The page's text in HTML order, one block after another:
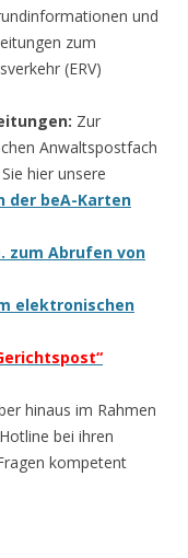
und
zum
(ERV)
Zur
Anwaltspostfach
hier unsere
der beA-Karten
zum Abrufen von
elektronischen
hinaus im Rahmen
bei ihren
kompetent